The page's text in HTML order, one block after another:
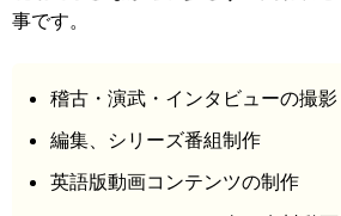
事です。
稽古・演武・インタビューの撮影
編集、シリーズ番組制作
英語版動画コンテンツの制作